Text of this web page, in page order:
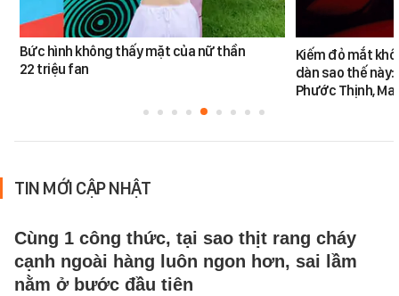
Bức hình không thấy mặt của nữ thần
22 triệu fan
Kiếm đỏ mắt
dàn sao thế này:
Phước Thịnh,
TIN MỚI CẬP NHẬT
Cùng 1 công thức, tại sao thịt rang cháy
cạnh ngoài hàng luôn ngon hơn, sai lầm
nằm ở bước đầu tiên